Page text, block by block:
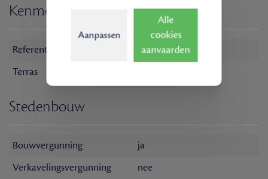
Kenmerken
Referentie
Haardstede TK
Terras
Stedenbouw
Bouwvergunning
ja
Verkavelingsvergunning
nee
Aanpassen
Alle
cookies
aanvaarden